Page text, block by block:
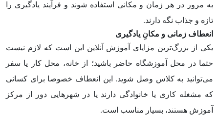
به مرور در هر زمان و مکانی استفاده شوند و فرآیند یادگیری را
تازه و جذاب نگه ‌دارند.
انعطاف زمانی و مکانِ یادگیری
یکی از بزرگ‌ترین مزایای آموزش آنلاین این است که لازم نیست
حتما در محل آموزشگاه حاضر باشید؛ از خانه، محل کار یا سفر
می‌توانید به کلاس وصل شوید. این انعطاف خصوصا برای کسانی
که مشغله کاری یا خانوادگی دارند یا در شهرهایی دور از مرکز
آموزش هستند، بسیار مناسب است.